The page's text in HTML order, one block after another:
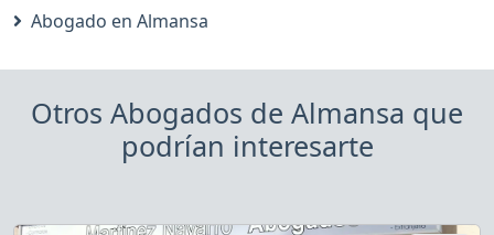
Abogado en Almansa
Otros Abogados de Almansa que
podrían interesarte